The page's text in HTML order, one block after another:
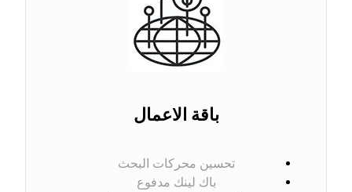
باقة الاعمال
تحسين محركات البحث
باك لينك مدفوع